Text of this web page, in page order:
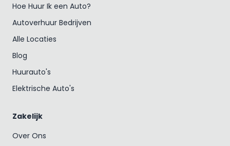
Hoe Huur Ik een Auto?
Autoverhuur Bedrijven
Alle Locaties
Blog
Huurauto's
Elektrische Auto's
Zakelijk
Over Ons